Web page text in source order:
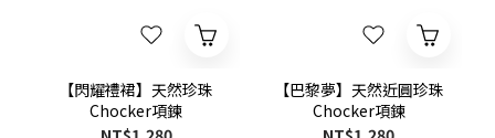
【閃耀禮裙】天然珍珠
Chocker項鍊
【巴黎夢】天然近圓珍珠
Chocker項鍊